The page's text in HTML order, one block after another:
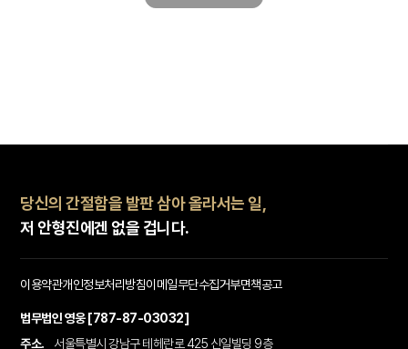
당신의 간절함을 발판 삼아 올라서는 일,
저 안형진에겐 없을 겁니다.
법무법인 영웅 [787-87-03032]
주소.
서울특별시 강남구 테헤란로 425 신일빌딩 9층
이용약관개인정보처리방침이메일무단수집거부면책공고